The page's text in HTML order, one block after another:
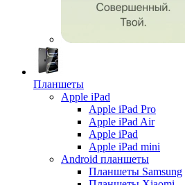
Планшеты
Apple iPad
Apple iPad Pro
Apple iPad Air
Apple iPad
Apple iPad mini
Android планшеты
Планшеты Samsung